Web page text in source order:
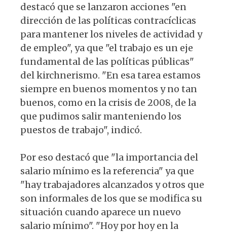
destacó que se lanzaron acciones "en
dirección de las políticas contracíclicas
para mantener los niveles de actividad y
de empleo", ya que "el trabajo es un eje
fundamental de las políticas públicas"
del kirchnerismo. "En esa tarea estamos
siempre en buenos momentos y no tan
buenos, como en la crisis de 2008, de la
que pudimos salir manteniendo los
puestos de trabajo", indicó.
Por eso destacó que "la importancia del
salario mínimo es la referencia" ya que
"hay trabajadores alcanzados y otros que
son informales de los que se modifica su
situación cuando aparece un nuevo
salario mínimo". "Hoy por hoy en la